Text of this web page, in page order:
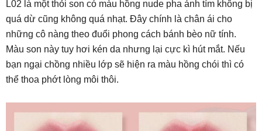
L02 là một thỏi son có màu hồng nude pha ánh tím không bị
quá dừ cũng không quá nhạt. Đây chính là chân ái cho
những cô nàng theo đuổi phong cách bánh bèo nữ tính.
Màu son này tuy hơi kén da nhưng lại cực kì hút mắt. Nếu
bạn ngại chồng nhiều lớp sẽ hiện ra màu hồng chói thì có
thể thoa phớt lòng môi thôi.